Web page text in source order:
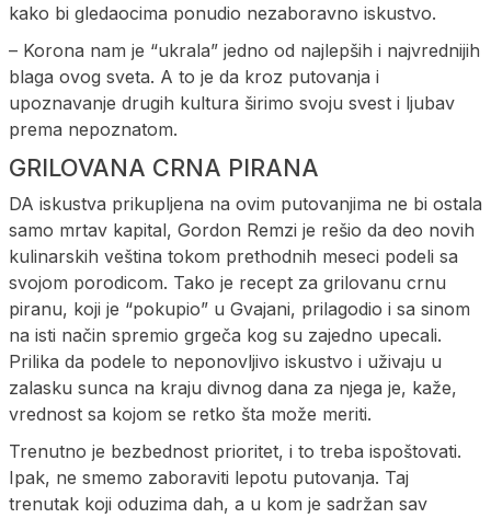
kako bi gledaocima ponudio nezaboravno iskustvo.
– Korona nam je “ukrala” jedno od najlepših i najvrednijih
blaga ovog sveta. A to je da kroz putovanja i
upoznavanje drugih kultura širimo svoju svest i ljubav
prema nepoznatom.
GRILOVANA CRNA PIRANA
DA iskustva prikupljena na ovim putovanjima ne bi ostala
samo mrtav kapital, Gordon Remzi je rešio da deo novih
kulinarskih veština tokom prethodnih meseci podeli sa
svojom porodicom. Tako je recept za grilovanu crnu
piranu, koji je “pokupio” u Gvajani, prilagodio i sa sinom
na isti način spremio grgeča kog su zajedno upecali.
Prilika da podele to neponovljivo iskustvo i uživaju u
zalasku sunca na kraju divnog dana za njega je, kaže,
vrednost sa kojom se retko šta može meriti.
Trenutno je bezbednost prioritet, i to treba ispoštovati.
Ipak, ne smemo zaboraviti lepotu putovanja. Taj
trenutak koji oduzima dah, a u kom je sadržan sav